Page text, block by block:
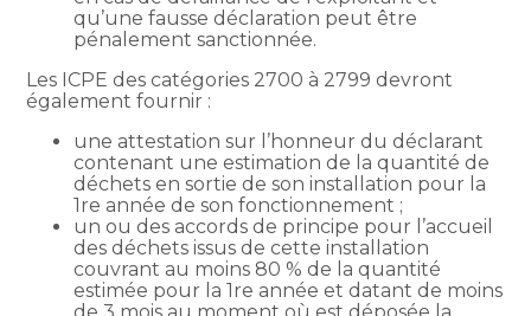
qu’une fausse déclaration peut être
pénalement sanctionnée.
Les ICPE des catégories 2700 à 2799 devront
également fournir :
une attestation sur l’honneur du déclarant
contenant une estimation de la quantité de
déchets en sortie de son installation pour la
1re année de son fonctionnement ;
un ou des accords de principe pour l’accueil
des déchets issus de cette installation
couvrant au moins 80 % de la quantité
estimée pour la 1re année et datant de moins
de 3 mois au moment où est déposée la